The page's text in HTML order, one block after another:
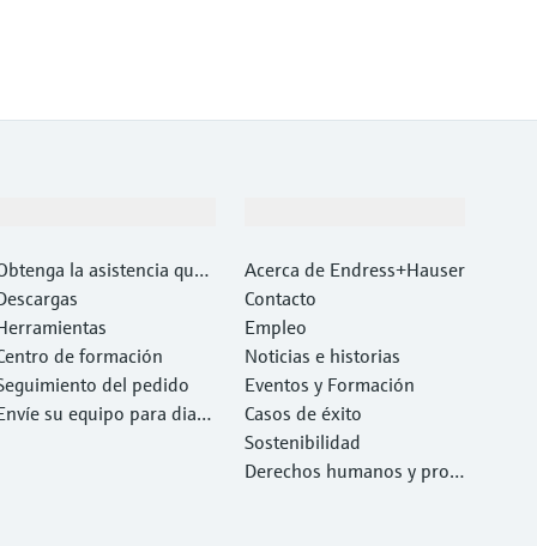
la asistencia que
con rapidez
de formación
del pedido
su equipo para diag
Acerca de Endress+Hauser
Contacto
Empleo
Noticias e historias
Eventos y Formación
Casos de éxito
Sostenibilidad
Derechos humanos y prote